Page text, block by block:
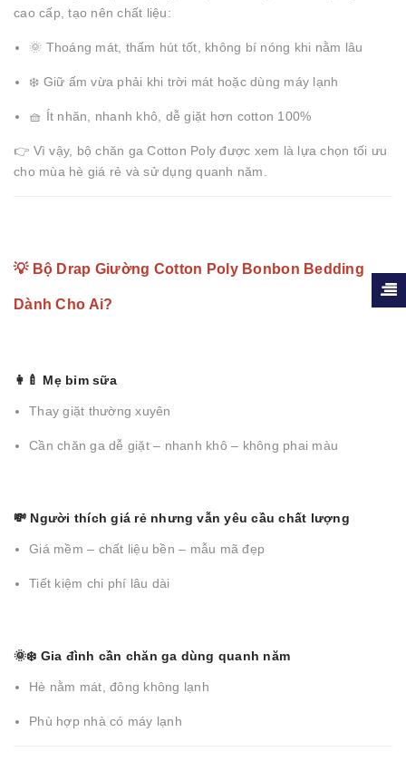
cao cấp, tạo nên chất liệu:
🌞 Thoáng mát, thấm hút tốt, không bí nóng khi nằm lâu
❄️ Giữ ấm vừa phải khi trời mát hoặc dùng máy lạnh
🧺 Ít nhăn, nhanh khô, dễ giặt hơn cotton 100%
👉 Vì vậy, bộ chăn ga Cotton Poly được xem là lựa chọn tối ưu
cho mùa hè giá rẻ và sử dụng quanh năm.
💡 Bộ Drap Giường Cotton Poly Bonbon Bedding
Dành Cho Ai?
👩‍🍼 Mẹ bỉm sữa
Thay giặt thường xuyên
Cần chăn ga dễ giặt – nhanh khô – không phai màu
💸 Người thích giá rẻ nhưng vẫn yêu cầu chất lượng
Giá mềm – chất liệu bền – mẫu mã đẹp
Tiết kiệm chi phí lâu dài
🌞❄️ Gia đình cần chăn ga dùng quanh năm
Hè nằm mát, đông không lạnh
Phù hợp nhà có máy lạnh